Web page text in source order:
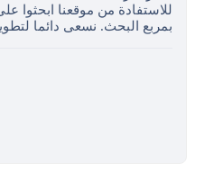
للاستفادة من موقعنا ابحثوا
بمربع البحث. نسعى دائما